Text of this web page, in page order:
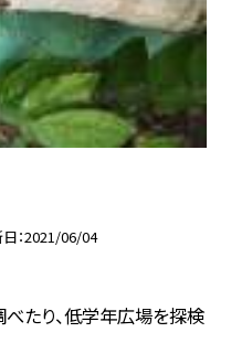
2021/06/04
たり、低学年広場を探検